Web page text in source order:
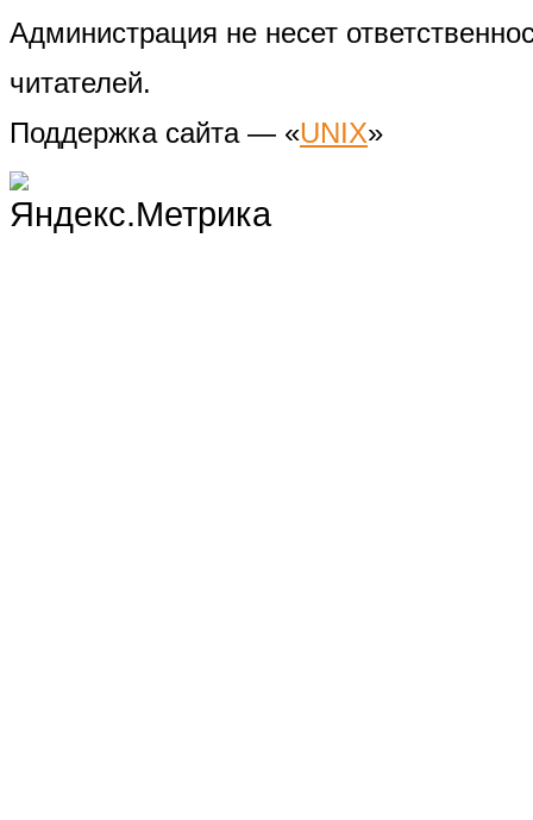
Администрация не несет
читателей.
Поддержка сайта — «UNIX»